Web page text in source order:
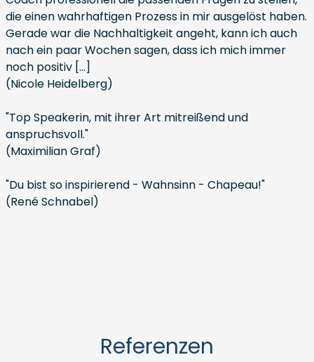
die einen wahrhaftigen Prozess in mir ausgelöst haben.
Gerade war die Nachhaltigkeit angeht, kann ich auch
nach ein paar Wochen sagen, dass ich mich immer
noch positiv [...]
(Nicole Heidelberg)
"Top Speakerin, mit ihrer Art mitreißend und
anspruchsvoll."
(Maximilian Graf)
"Du bist so inspirierend - Wahnsinn - Chapeau!"
(René Schnabel)
Referenzen